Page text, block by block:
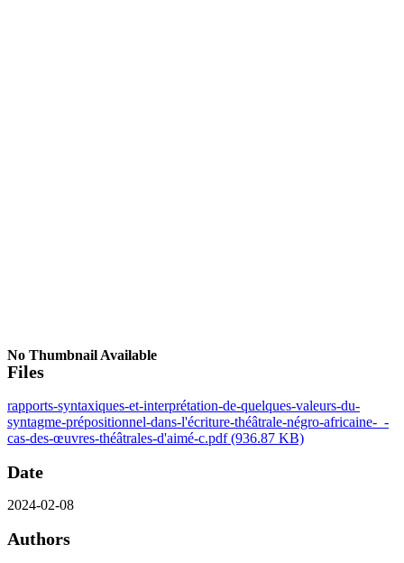
No Thumbnail Available
Files
rapports-syntaxiques-et-interprétation-de-quelques-valeurs-du-
syntagme-prépositionnel-dans-l'écriture-théâtrale-négro-africaine-_-
cas-des-œuvres-théâtrales-d'aimé-c.pdf(936.87 KB)
Date
2024-02-08
Authors